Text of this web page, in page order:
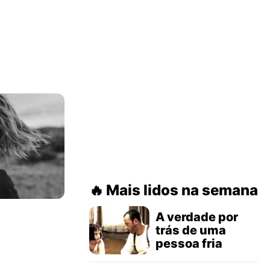
Mais lidos na semana
A verdade por
trás de uma
pessoa fria